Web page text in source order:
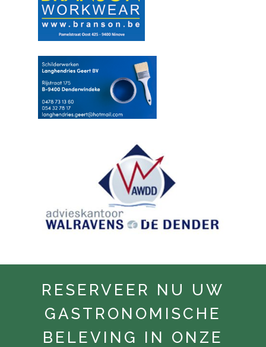
RESERVEER NU UW
GASTRONOMISCHE
BELEVING IN ONZE